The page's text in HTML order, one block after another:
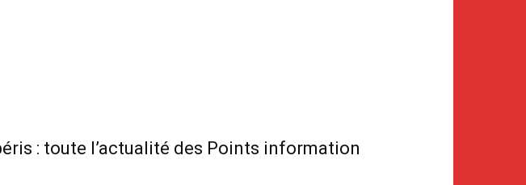
: toute l’actualité des Points information